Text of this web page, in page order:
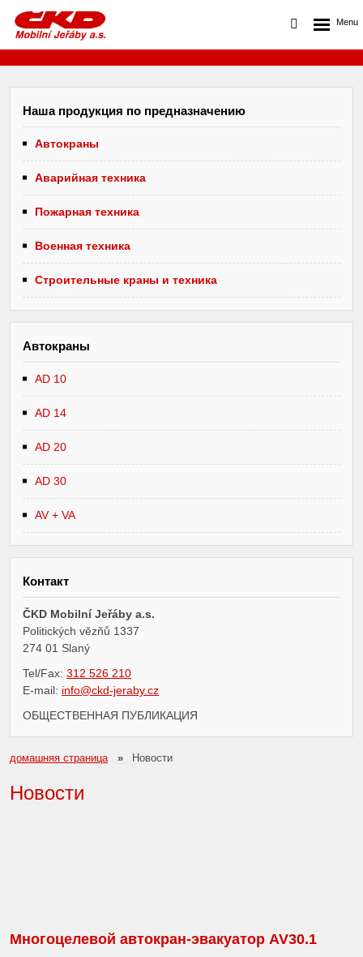
Наша продукция по предназначению
Автокраны
Аварийная техника
Пожарная техника
Военная техника
Строительные краны и техника
Автокраны
AD 10
AD 14
AD 20
AD 30
AV + VA
Контакт
ČKD Mobilní Jeřáby a.s.
Politických vězňů 1337
274 01 Slaný
Tel/Fax: 312 526 210
E-mail: info@ckd-jeraby.cz
ОБЩЕСТВЕННАЯ ПУБЛИКАЦИЯ
домашняя страница Новости
Новости
Многоцелевой автокран-эвакуатор AV30.1